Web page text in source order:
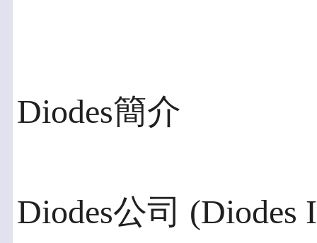
Diodes簡介
Diodes公司 (Diodes